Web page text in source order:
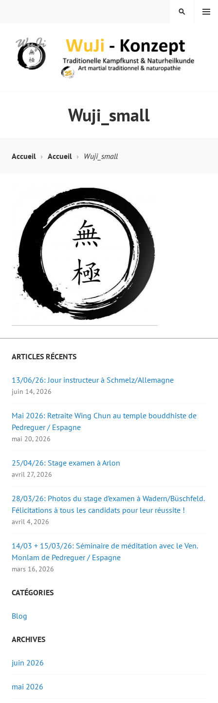
MENU
SEARCH
Wuji_small
Accueil Accueil Wuji_small
ARTICLES RÉCENTS
13/06/26: Jour instructeur à Schmelz/Allemagne
juin 14, 2026
Mai 2026: Retraite Wing Chun au temple bouddhiste de
Pedreguer / Espagne
mai 20, 2026
25/04/26: Stage examen à Arlon
avril 27, 2026
28/03/26: Photos du stage d’examen à Wadern/Büschfeld.
Félicitations à tous les candidats pour leur réussite !
avril 4, 2026
14/03 + 15/03/26: Séminaire de méditation avec le Ven.
Monlam de Pedreguer / Espagne
mars 16, 2026
CATÉGORIES
Blog
ARCHIVES
juin 2026
mai 2026